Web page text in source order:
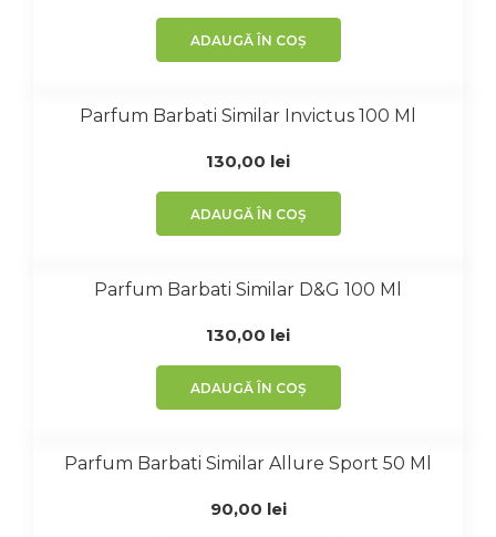
ADAUGĂ ÎN COȘ
Parfum Barbati Similar Invictus 100 Ml
130,00 lei
ADAUGĂ ÎN COȘ
Parfum Barbati Similar D&G 100 Ml
130,00 lei
ADAUGĂ ÎN COȘ
Parfum Barbati Similar Allure Sport 50 Ml
90,00 lei